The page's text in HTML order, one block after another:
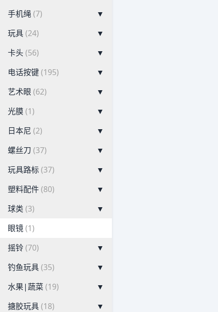
手机绳(7)
▼
玩具(24)
▼
卡头(56)
▼
电话按键(195)
▼
艺术眼 (62)
▼
光膜(1)
▼
日本尼 (2)
▼
螺丝刀 (37)
▼
玩具路标(37)
▼
塑料配件(80)
▼
球类 (3)
▼
眼镜(1)
摇铃(70)
▼
钓鱼玩具(35)
▼
水果|蔬菜(19)
▼
搪胶玩具(18)
▼